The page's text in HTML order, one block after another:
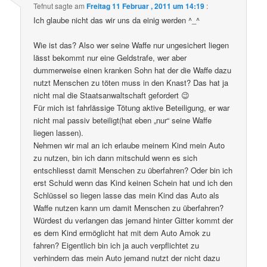
Tefnutsagte amFreitag 11 Februar , 2011 um 14:19 :
Ich glaube nicht das wir uns da einig werden ^_^
Wie ist das? Also wer seine Waffe nur ungesichert liegen
lässt bekommt nur eine Geldstrafe, wer aber
dummerweise einen kranken Sohn hat der die Waffe dazu
nutzt Menschen zu töten muss in den Knast? Das hat ja
nicht mal die Staatsanwaltschaft gefordert 😉
Für mich ist fahrlässige Tötung aktive Beteiligung, er war
nicht mal passiv beteiligt(hat eben „nur“ seine Waffe
liegen lassen).
Nehmen wir mal an ich erlaube meinem Kind mein Auto
zu nutzen, bin ich dann mitschuld wenn es sich
entschliesst damit Menschen zu überfahren? Oder bin ich
erst Schuld wenn das Kind keinen Schein hat und ich den
Schlüssel so liegen lasse das mein Kind das Auto als
Waffe nutzen kann um damit Menschen zu überfahren?
Würdest du verlangen das jemand hinter Gitter kommt der
es dem Kind ermöglicht hat mit dem Auto Amok zu
fahren? Eigentlich bin ich ja auch verpflichtet zu
verhindern das mein Auto jemand nutzt der nicht dazu